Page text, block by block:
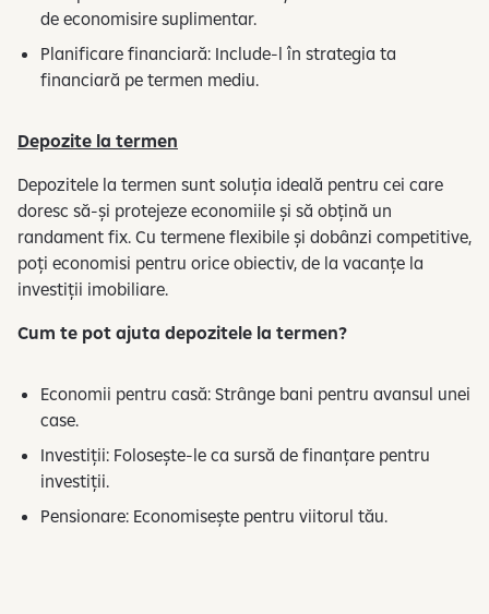
de economisire suplimentar.
Planificare financiară: Include-l în strategia ta
financiară pe termen mediu.
Depozite la termen
Depozitele la termen sunt soluția ideală pentru cei care
doresc să-și protejeze economiile și să obțină un
randament fix. Cu termene flexibile și dobânzi competitive,
poți economisi pentru orice obiectiv, de la vacanțe la
investiții imobiliare.
Cum te pot ajuta depozitele la termen?
Economii pentru casă: Strânge bani pentru avansul unei
case.
Investiții: Folosește-le ca sursă de finanțare pentru
investiții.
Pensionare: Economisește pentru viitorul tău.